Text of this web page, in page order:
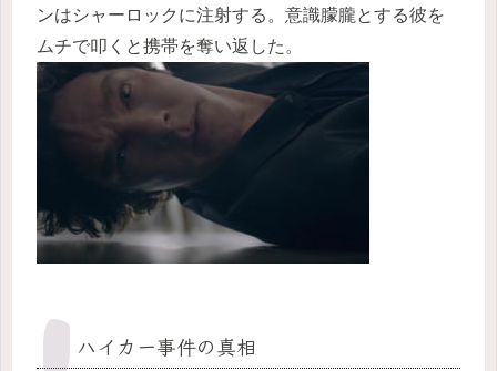
ンはシャーロックに注射する。意識朦朧とする彼を
ムチで叩くと携帯を奪い返した。
ハイカー事件の真相